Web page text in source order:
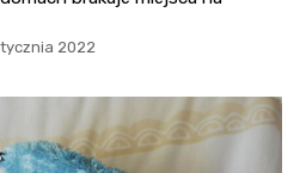
2022